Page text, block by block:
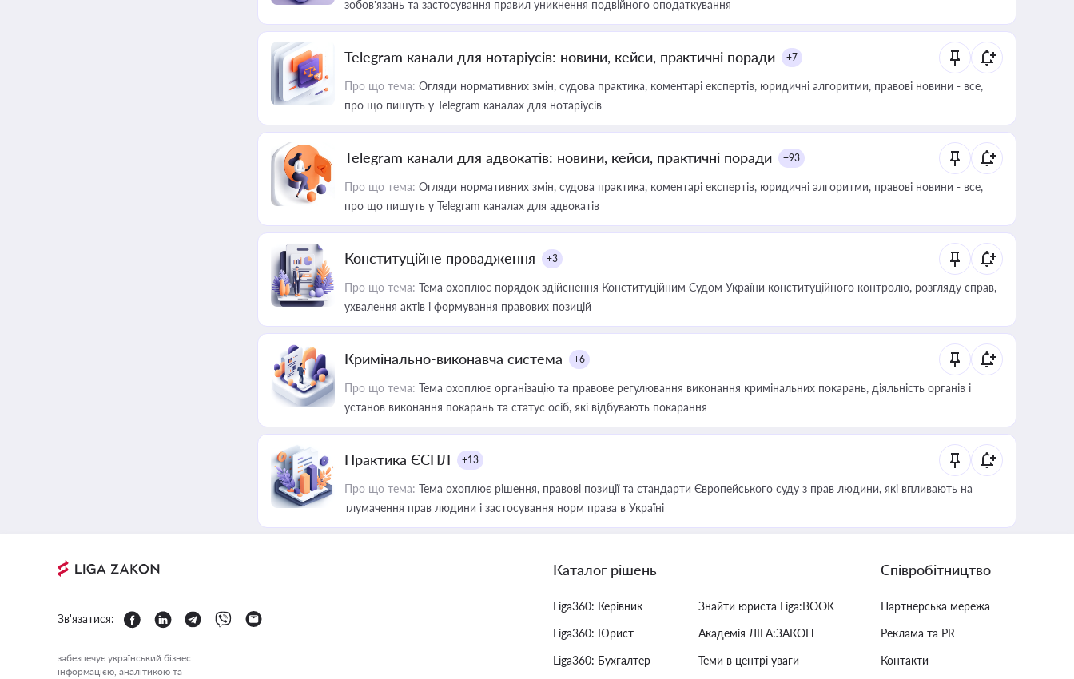
зобов’язань та застосування правил уникнення подвійного оподаткування
Telegram канали для нотаріусів: новини, кейси, практичні поради +7
Про що тема: Огляди нормативних змін, судова практика, коментарі експертів, юридичні алгоритми, правові новини - все,
про що пишуть у Telegram каналах для нотаріусів
Telegram канали для адвокатів: новини, кейси, практичні поради +93
Про що тема: Огляди нормативних змін, судова практика, коментарі експертів, юридичні алгоритми, правові новини - все,
про що пишуть у Telegram каналах для адвокатів
Конституційне провадження +3
Про що тема: Тема охоплює порядок здійснення Конституційним Судом України конституційного контролю, розгляду справ,
ухвалення актів і формування правових позицій
Кримінально-виконавча система +6
Про що тема: Тема охоплює організацію та правове регулювання виконання кримінальних покарань, діяльність органів і
установ виконання покарань та статус осіб, які відбувають покарання
Практика ЄСПЛ +13
Про що тема: Тема охоплює рішення, правові позиції та стандарти Європейського суду з прав людини, які впливають на
тлумачення прав людини і застосування норм права в Україні
Зв'язатися:
забезпечує український бізнес
інформацією, аналітикою та
Каталог рішень
Liga360: Керівник
Liga360: Юрист
Liga360: Бухгалтер
Знайти юриста Liga:BOOK
Академія ЛІГА:ЗАКОН
Теми в центрі уваги
Співробітництво
Партнерська мережа
Реклама та PR
Контакти